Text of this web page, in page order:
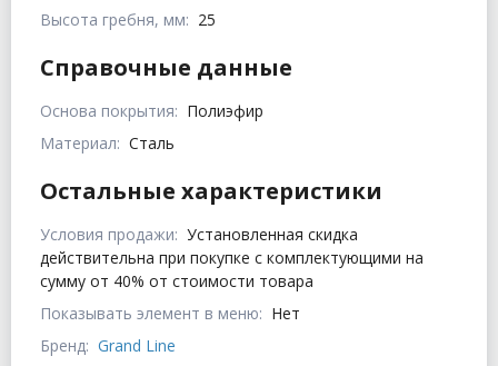
Высота гребня, мм: 25
Справочные данные
Основа покрытия: Полиэфир
Материал: Сталь
Остальные характеристики
Условия продажи: Установленная скидка
действительна при покупке с комплектующими на
сумму от 40% от стоимости товара
Показывать элемент в меню: Нет
Бренд: Grand Line